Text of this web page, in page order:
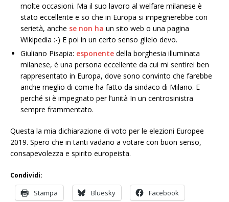
molte occasioni. Ma il suo lavoro al welfare milanese è
stato eccellente e so che in Europa si impegnerebbe con
serietà, anche se non ha un sito web o una pagina
Wikipedia :-) E poi in un certo senso glielo devo.
Giuliano Pisapia: esponente della borghesia illuminata
milanese, è una persona eccellente da cui mi sentirei ben
rappresentato in Europa, dove sono convinto che farebbe
anche meglio di come ha fatto da sindaco di Milano. E
perché si è impegnato per l’unità In un centrosinistra
sempre frammentato.
Questa la mia dichiarazione di voto per le elezioni Europee
2019. Spero che in tanti vadano a votare con buon senso,
consapevolezza e spirito europeista.
Condividi:
Stampa Bluesky Facebook